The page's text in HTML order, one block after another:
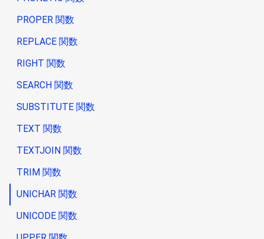
PROPER 関数
REPLACE 関数
RIGHT 関数
SEARCH 関数
SUBSTITUTE 関数
TEXT 関数
TEXTJOIN 関数
TRIM 関数
UNICHAR 関数
UNICODE 関数